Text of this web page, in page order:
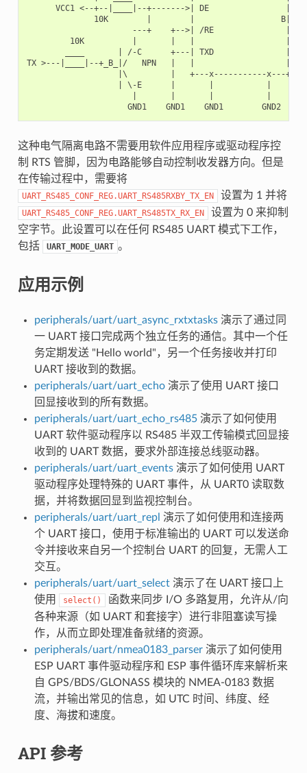
VCC1 <--+--|____|--+------->| DE                |
10K        |        |
---+    +-->| /RE               |
10K          |       |   |                   |
____       | /-C      +---| TXD               |
TX >---|____|--+_B_|/   NPN   |   |
|\         |   +---x-----------x---+
| \-E      |       |           |
这种电气隔离电路不需要用软件应用程序或驱动程序控
制 RTS 管脚，因为电路能够自动控制收发器方向。但是
在传输过程中，需要将
UART_RS485_CONF_REG.UART_RS485RXBY_TX_EN 设置为 1 并将
UART_RS485_CONF_REG.UART_RS485TX_RX_EN
设置为 0 来抑制
空字节。此设置可以在任何 RS485 UART 模式下工作，
包括
UART_MODE_UART 。
应用示例
peripherals/uart/uart_async_rxtxtasks演示了通过同
一 UART 接口完成两个独立任务的通信。其中一个任
务定期发送 "Hello world"，另一个任务接收并打印
UART 接收到的数据。
peripherals/uart/uart_echo演示了使用 UART 接口
回显接收到的所有数据。
peripherals/uart/uart_echo_rs485演示了如何使用
UART 软件驱动程序以 RS485 半双工传输模式回显接
收到的 UART 数据，要求外部连接总线驱动器。
peripherals/uart/uart_events演示了如何使用 UART
驱动程序处理特殊的 UART 事件，从 UART0 读取数
据，并将数据回显到监视控制台。
peripherals/uart/uart_repl 演示了如何使用和连接两
个 UART 接口，使用于标准输出的 UART 可以发送命
令并接收来自另一个控制台 UART 的回复，无需人工
交互。
peripherals/uart/uart_select演示了在 UART 接口上
使用
select()
函数来同步 I/O 多路复用，允许从/向
各种来源（如 UART 和套接字）进行非阻塞读写操
作，从而立即处理准备就绪的资源。
peripherals/uart/nmea0183_parser演示了如何使用
ESP UART 事件驱动程序和 ESP 事件循环库来解析来
自 GPS/BDS/GLONASS 模块的 NMEA-0183 数据
流，并输出常见的信息，如 UTC 时间、纬度、经
度、海拔和速度。
API 参考